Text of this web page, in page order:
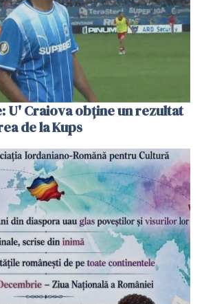
U' Craiova obține un rezultat
de la Kups